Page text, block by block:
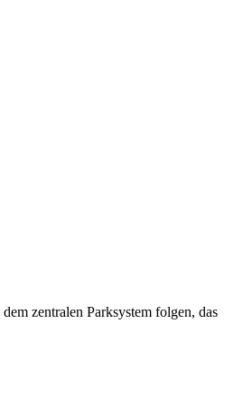
zentralen Parksystem folgen, das